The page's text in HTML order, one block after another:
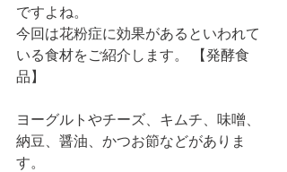
ですよね。
今回は花粉症に効果があるといわれて
いる食材をご紹介します。 【発酵食
品】
ヨーグルトやチーズ、キムチ、味噌、
納豆、醤油、かつお節などがありま
す。